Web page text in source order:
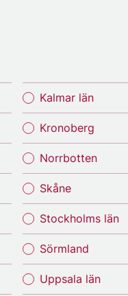
Kalmar län
Kronoberg
Norrbotten
Skåne
Stockholms län
Sörmland
Uppsala län